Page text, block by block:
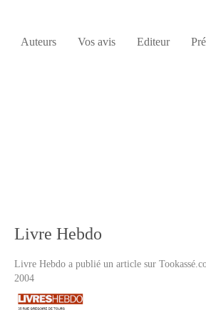
Auteurs Vos avis Editeur
Livre Hebdo
Livre Hebdo a publié un article sur
2004